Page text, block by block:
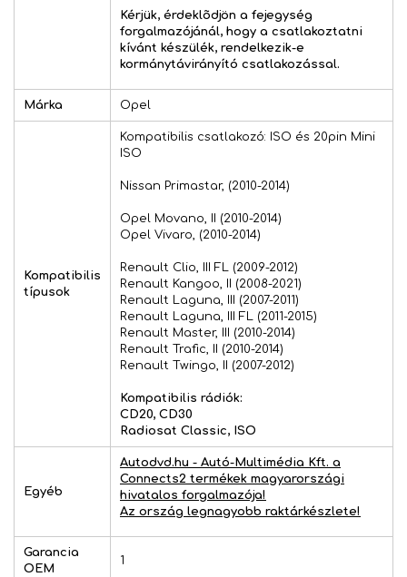
Kérjük, érdeklõdjön a fejegység
forgalmazójánál, hogy a csatlakoztatni
kívánt készülék, rendelkezik-e
kormánytávirányító csatlakozással.
Márka Opel
Kompatibilis
típusok
Kompatibilis csatlakozó: ISO és 20pin Mini
ISO
Nissan Primastar, (2010-2014)
Opel Movano, II (2010-2014)
Opel Vivaro, (2010-2014)
Renault Clio, III FL (2009-2012)
Renault Kangoo, II (2008-2021)
Renault Laguna, III (2007-2011)
Renault Laguna, III FL (2011-2015)
Renault Master, III (2010-2014)
Renault Trafic, II (2010-2014)
Renault Twingo, II (2007-2012)
Kompatibilis rádiók:
CD20, CD30
Radiosat Classic, ISO
Egyéb
Autodvd.hu - Autó-Multimédia Kft. a
Connects2 termékek magyarországi
hivatalos forgalmazója!
Az ország legnagyobb raktárkészlete!
Garancia
OEM
1